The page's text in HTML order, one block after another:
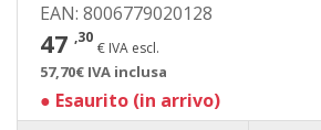
EAN: 8006779020128
47 ,30
€ IVA escl.
57,70€ IVA inclusa
● Esaurito (in arrivo)